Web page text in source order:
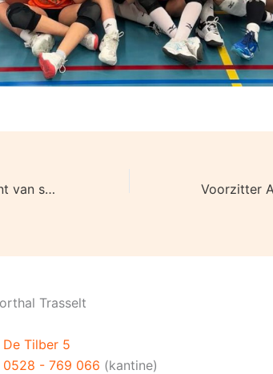
Heren Olhaco pakken punt van sterk Dynamo 3
Trasselt
De Tilber 5
0528 - 769 066 (kantine)